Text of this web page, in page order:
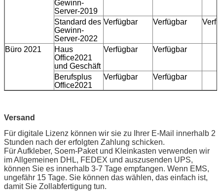
EINREICHUNGEN
Gewinn-
Server-2019
Standard des
Gewinn-
Server-2022
Verfügbar Verfügbar
Büro 2021
Haus
Office2021
und Geschäft
Verfügbar Verfügbar
Berufsplus
Office2021
Verfügbar Verfügbar
Versand
Für digitale Lizenz können wir sie zu Ihrer E-Mail innerhalb 2
Stunden nach der erfolgten Zahlung schicken.
Für Aufkleber, Soem-Paket und Kleinkasten verwenden wir
im Allgemeinen DHL, FEDEX und auszusenden UPS,
können Sie es innerhalb 3-7 Tage empfangen. Wenn EMS,
ungefähr 15 Tage. Sie können das wählen, das einfach ist,
damit Sie Zollabfertigung tun.